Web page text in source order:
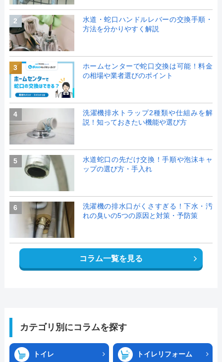
2
水道・蛇口ハンドルレバーの交換手順・
方法を分かりやすく解説
3
ホームセンターで蛇口交換は可能！料金
の相場や業者選びのポイント
4
洗濯機排水トラップ2種類や仕組みを解
説！知っておきたい機能や選び方
5
水道蛇口の先だけ交換！手順や泡沫キャ
ップの選び方・手入れ
6
洗濯機の排水口がくさすぎる！下水・汚
れの臭いの5つの原因と対策・予防策
コラム一覧を見る
カテゴリ別にコラムを探す
トイレ トイレリフォーム